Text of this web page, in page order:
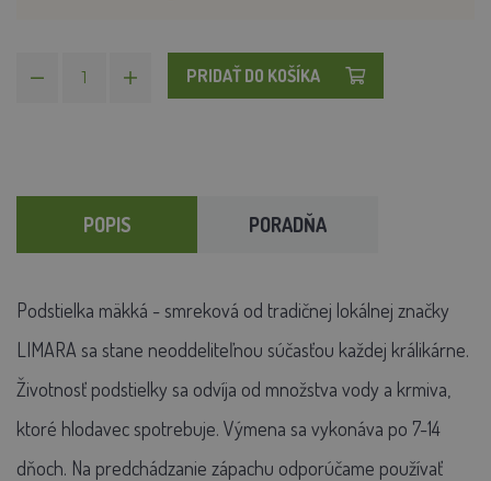
PRIDAŤ DO KOŠÍKA
POPIS PORADŇA
Podstielka mäkká - smreková od tradičnej lokálnej značky
LIMARA sa stane neoddeliteľnou súčasťou každej králikárne.
Životnosť podstielky sa odvíja od množstva vody a krmiva,
ktoré hlodavec spotrebuje. Výmena sa vykonáva po 7-14
dňoch. Na predchádzanie zápachu odporúčame používať